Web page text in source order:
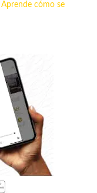
Aprende cómo se